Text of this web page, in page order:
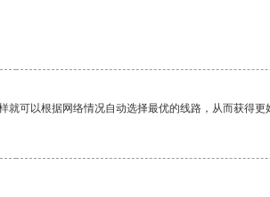
可以根据网络情况自动选择最优的线路，从而获得更